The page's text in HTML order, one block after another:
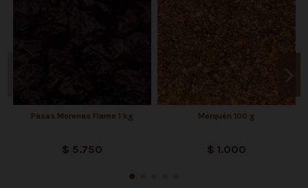
Pasas Morenas Flame 1 kg
$ 5.750
Merquén 100 g
$ 1.000